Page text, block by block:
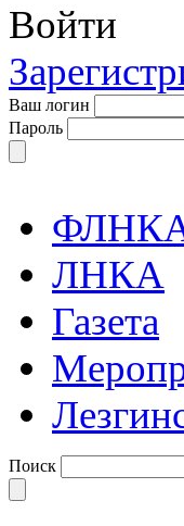
Войти
Ваш логин
Пароль
ЛНКА
Газета
Поиск